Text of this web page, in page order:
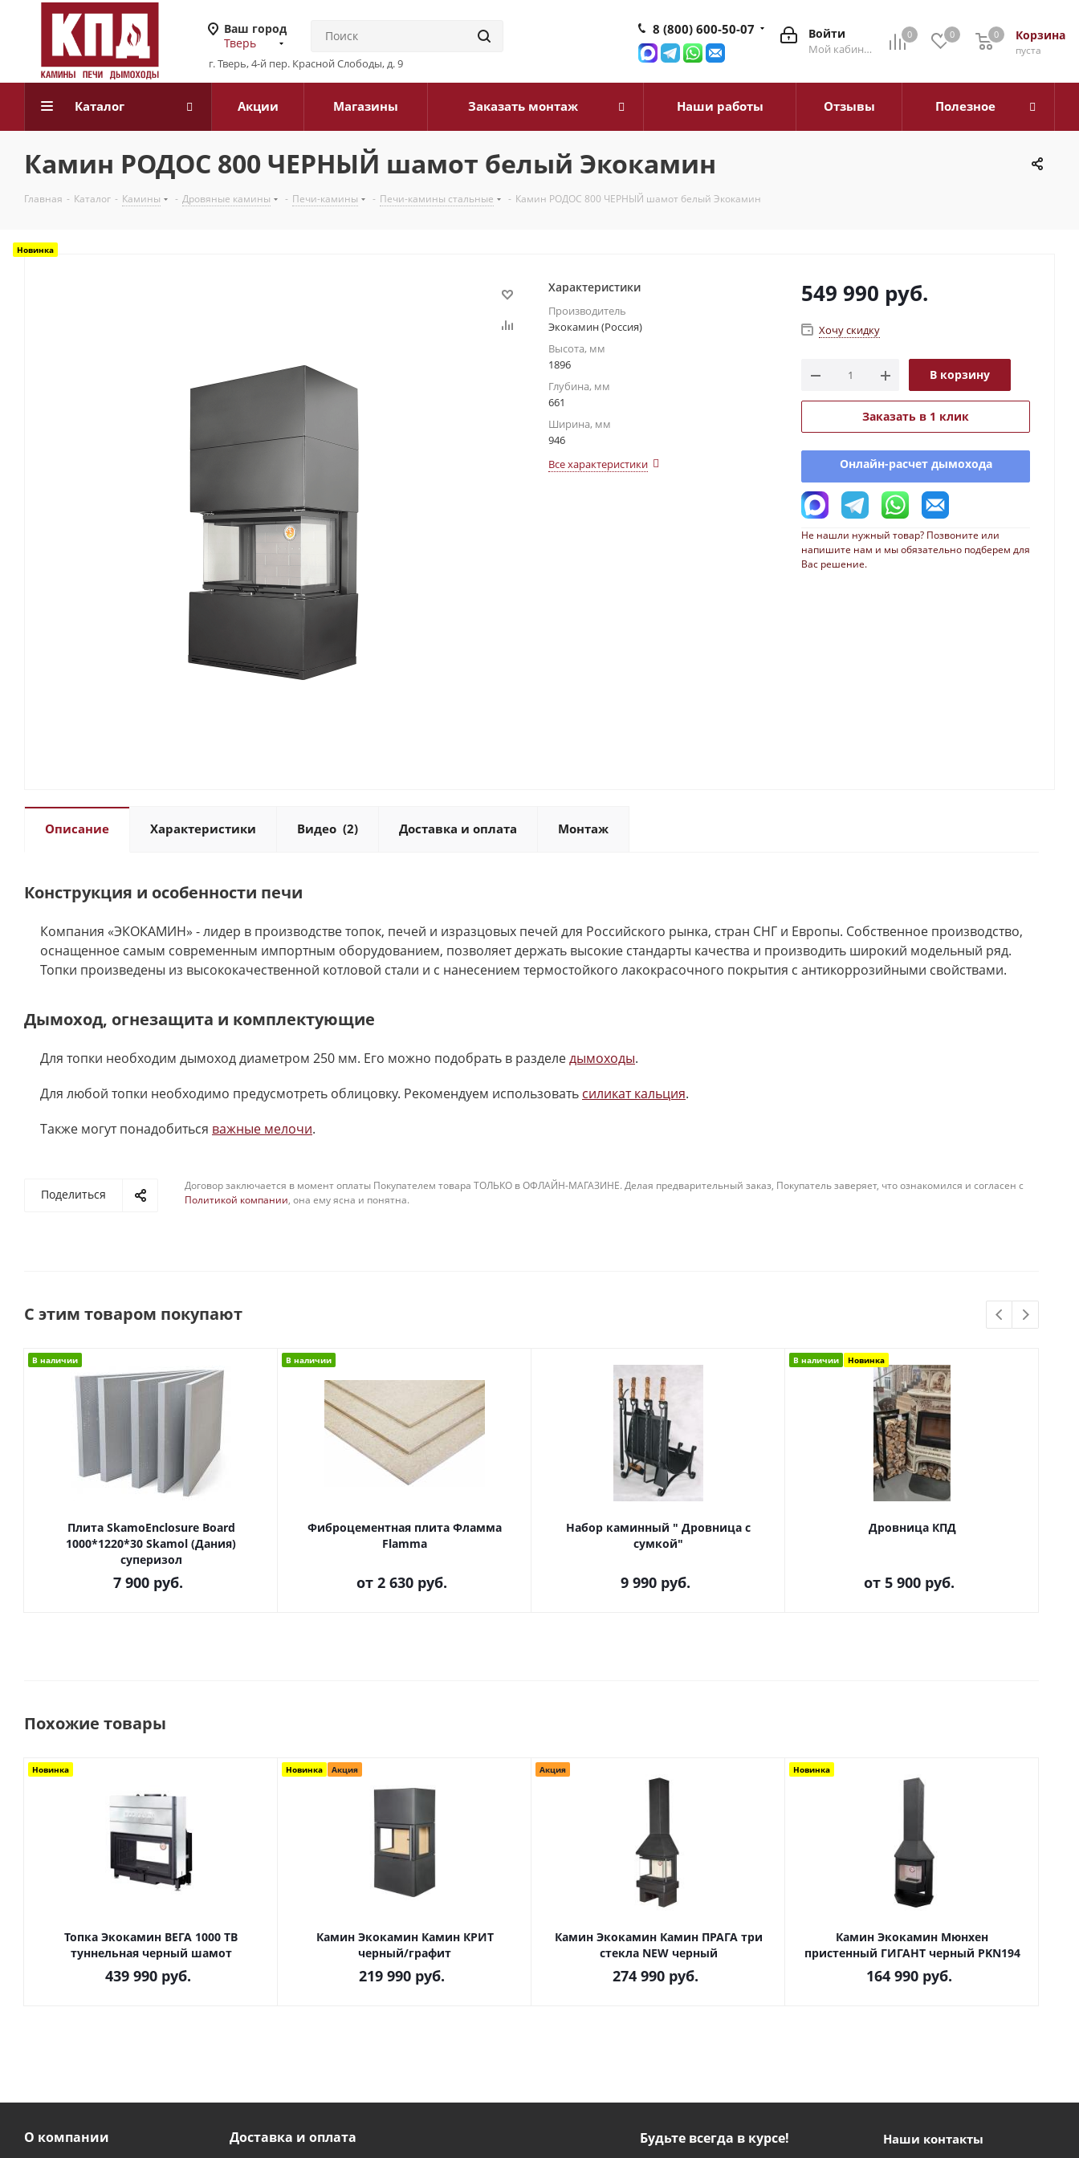
Ваш город
Тверь
г. Тверь, 4-й пер. Красной Слободы, д. 9
0 0 Корзина
0
пуста
0
Войти
Мой кабинет
8 (800) 600-50-07
Каталог Акции Магазины Заказать монтаж Наши работы Отзывы Полезное
Камин РОДОС 800 ЧЕРНЫЙ шамот белый Экокамин
Главная - Каталог - Камины - Дровяные камины - Печи-камины - Печи-камины стальные - Камин РОДОС 800 ЧЕРНЫЙ шамот белый Экокамин
Новинка
Характеристики
Производитель
Экокамин (Россия)
Высота, мм
1896
Глубина, мм
661
Ширина, мм
946
Все характеристики
549 990 руб.
Хочу скидку
В корзину
Заказать в 1 клик
Онлайн-расчет дымохода
Не нашли нужный товар? Позвоните или
напишите нам и мы обязательно подберем для
Вас решение.
Описание Характеристики Видео (2) Доставка и оплата Монтаж
Конструкция и особенности печи
Компания «ЭКОКАМИН» - лидер в производстве топок, печей и изразцовых печей для Российского рынка, стран СНГ и Европы. Собственное производство,
оснащенное самым современным импортным оборудованием, позволяет держать высокие стандарты качества и производить широкий модельный ряд.
Топки произведены из высококачественной котловой стали и с нанесением термостойкого лакокрасочного покрытия с антикоррозийными свойствами.
Дымоход, огнезащита и комплектующие
Для топки необходим дымоход диаметром 250 мм. Его можно подобрать в разделедымоходы.
Для любой топки необходимо предусмотреть облицовку. Рекомендуем использовать силикат кальция.
Также могут понадобиться важные мелочи.
Поделиться
Договор заключается в момент оплаты Покупателем товара ТОЛЬКО в ОФЛАЙН-МАГАЗИНЕ. Делая предварительный заказ, Покупатель заверяет, что ознакомился и согласен с
Политикой компании, она ему ясна и понятна.
С этим товаром покупают
В наличии
Плита SkamoEnclosure Board
1000*1220*30 Skamol (Дания)
суперизол
7 900 руб.
В наличии
Фиброцементная плита Фламма
Flamma
от 2 630 руб.
Набор каминный " Дровница с
сумкой"
9 990 руб.
В наличии Новинка
Дровница КПД
от 5 900 руб.
Похожие товары
Новинка
Топка Экокамин ВЕГА 1000 TB
туннельная черный шамот
439 990 руб.
Новинка Акция
Камин Экокамин Камин КРИТ
черный/графит
219 990 руб.
Акция
Камин Экокамин Камин ПРАГА три
стекла NEW черный
274 990 руб.
Новинка
Камин Экокамин Мюнхен
пристенный ГИГАНТ черный PKN194
164 990 руб.
О компании Доставка и оплата Будьте всегда в курсе! Наши контакты